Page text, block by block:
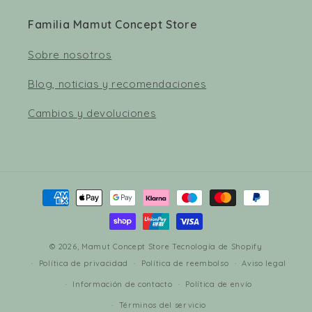
Familia Mamut Concept Store
Sobre nosotros
Blog, noticias y recomendaciones
Cambios y devoluciones
Formas
© 2026, Mamut Concept Store Tecnología de Shopify
Política de privacidad
Política de reembolso Aviso legal
Información de contacto Política de envío
Términos del servicio